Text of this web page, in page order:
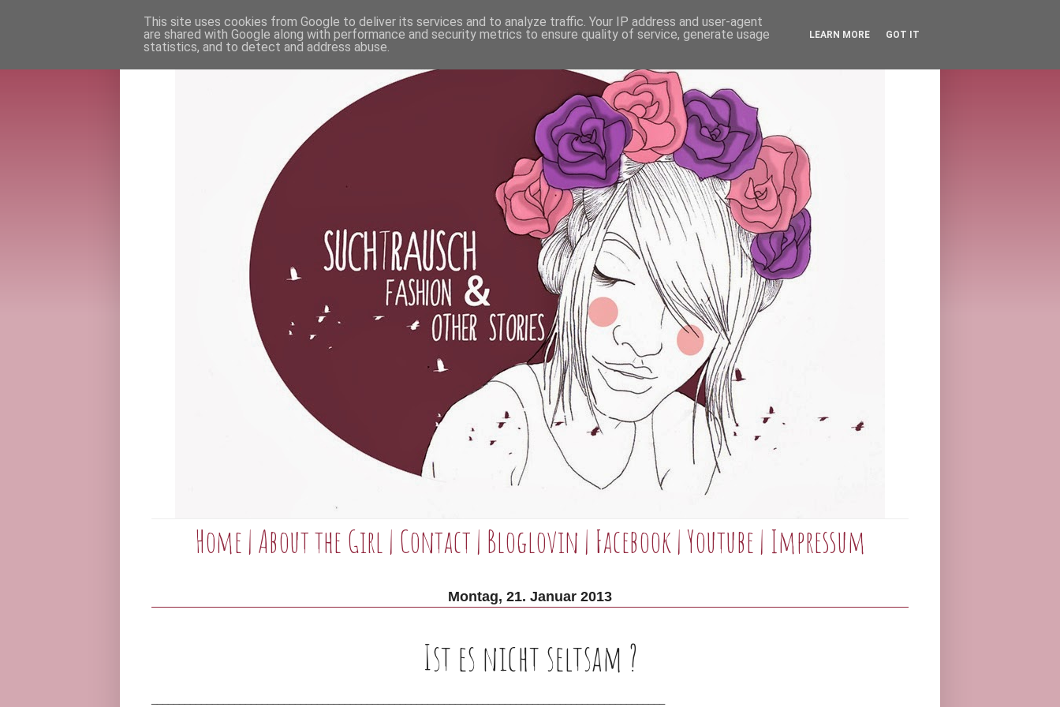
Home|About the Girl | Contact| Bloglovin | Facebook|Youtube| Impressum
Montag, 21. Januar 2013
Ist es nicht seltsam ?
This site uses cookies from Google to deliver its services and to analyze traffic. Your IP address and user-agent
are shared with Google along with performance and security metrics to ensure quality of service, generate usage
statistics, and to detect and address abuse.
LEARN MORE GOT IT